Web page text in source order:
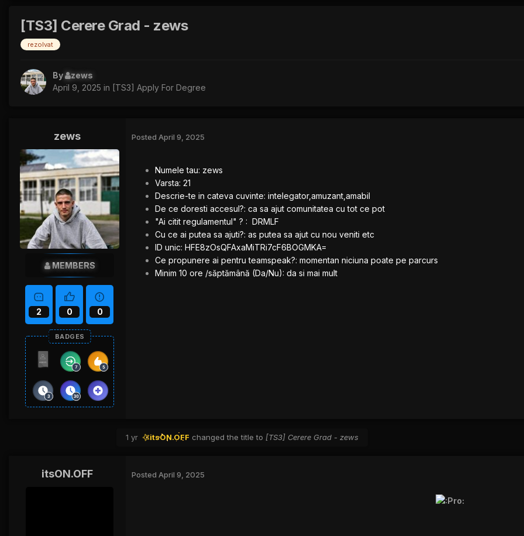
[TS3] Cerere Grad - zews
rezolvat
By
zews
April 9, 2025 in [TS3] Apply For Degree
zews
MEMBERS
2 0 0
BADGES
Posted April 9, 2025
Numele tau: zews
Varsta: 21
Descrie-te in cateva cuvinte: intelegator,amuzant,amabil
De ce doresti accesul?: ca sa ajut comunitatea cu tot ce pot
"Ai citit regulamentul" ? : DRMLF
Cu ce ai putea sa ajuti?: as putea sa ajut cu nou veniti etc
ID unic: HFE8zOsQFAxaMiTRi7cF6BOGMKA=
Ce propunere ai pentru teamspeak?: momentan niciuna poate pe parcurs
Minim 10 ore /săptămână (Da/Nu): da si mai mult
1 yr itsON.OFF changed the title to [TS3] Cerere Grad - zews
itsON.OFF Posted April 9, 2025